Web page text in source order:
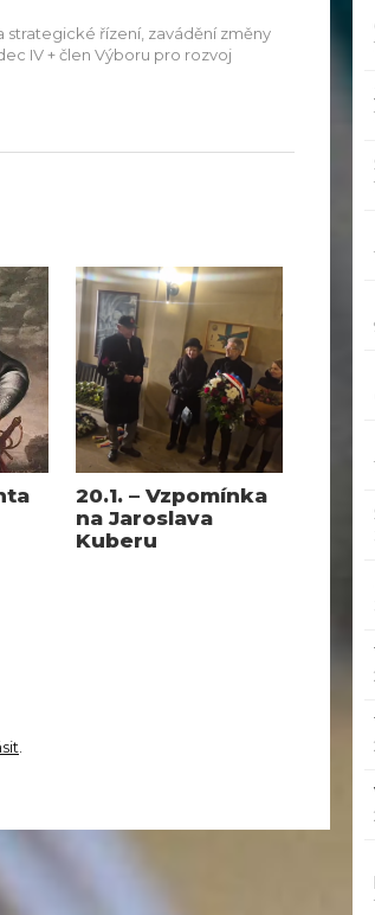
řízení, zavádění změny
IV + člen Výboru pro rozvoj
20.1. – Vzpomínka
na Jaroslava
Kuberu